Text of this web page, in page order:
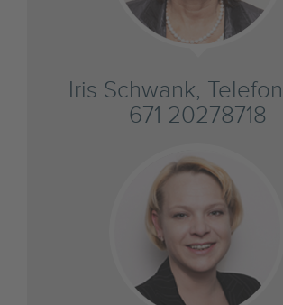
Iris Schwank,
671 20278718